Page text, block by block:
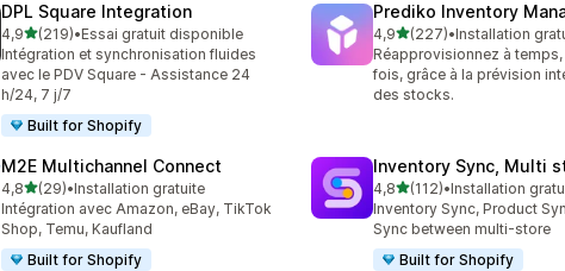
DPL Square Integration
4,9étoile(s) sur 5
(219)
219 avis au total
•Essai gratuit disponible
Intégration et synchronisation fluides
avec le PDV Square - Assistance 24
h/24, 7 j/7
Built for Shopify
Prediko Inventory
4,9étoile(s) sur 5
(227)
227 avis au total
•Installation
Réapprovisionnez à
fois, grâce à la prévision
des stocks.
M2E Multichannel Connect
4,8étoile(s) sur 5
(29)
29 avis au total
•Installation gratuite
Intégration avec Amazon, eBay, TikTok
Shop, Temu, Kaufland
Built for Shopify
Inventory Sync, Multi
4,8étoile(s) sur 5
(112)
112 avis au total
•Installation
Inventory Sync, Product
Sync between multi-store
Built for Shopify